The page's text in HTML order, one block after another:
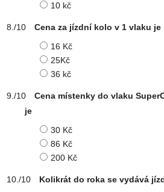
10 kč
Cena za jízdní kolo v 1 vlaku je
16 Kč
25Kč
36 kč
Cena místenky do vlaku
je
30 Kč
86 Kč
200 Kč
Kolikrát do roka se vydává